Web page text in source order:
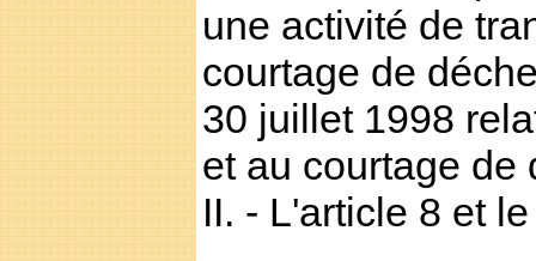
une activité de
courtage de
30 juillet 1998
et au courtage de
II. - L'article 8 et